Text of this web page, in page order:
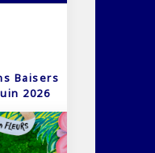
Baisers
2026